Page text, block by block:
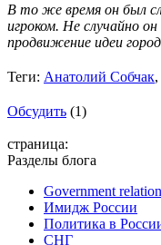
В то же время он был
игроком. Не случайно
продвижение идеи
Теги: Анатолий Собчак,
Обсудить (1)
страница:
Разделы блога
Government
Имидж России
Политика в
СНГ